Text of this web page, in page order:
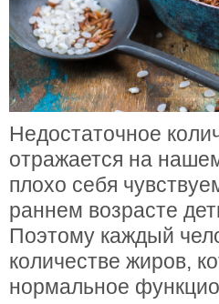
Недостаточное
отражается на
плохо себя
раннем возрасте
Поэтому каждый
количестве жиров,
нормальное